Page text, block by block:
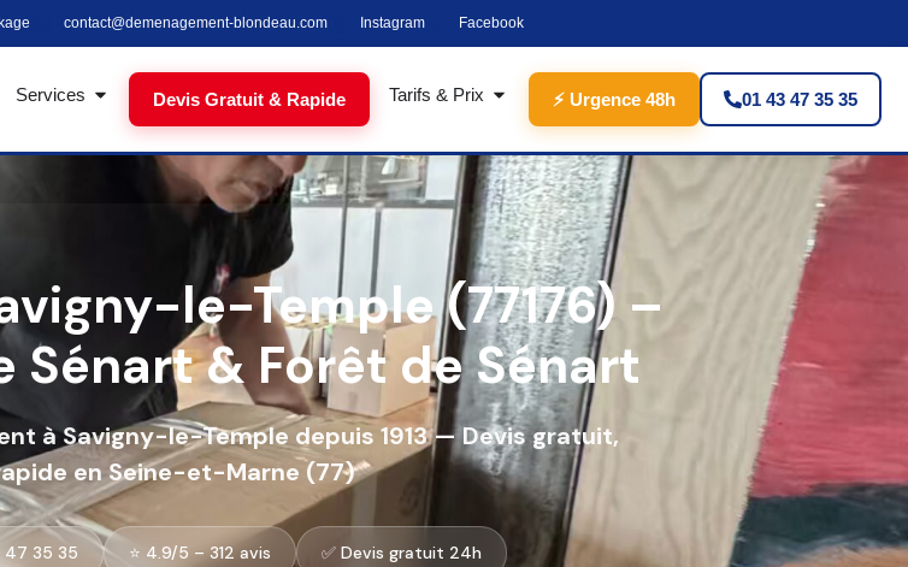
contact@demenagement-blondeau.com Instagram Facebook
Services Devis Gratuit & Rapide Tarifs & Prix ⚡ Urgence 48h 01 43 47 35 35
le-Temple (77176) –
Sénart & Forêt de Sénart
à Savigny-le-Temple depuis 1913 — Devis gratuit,
en Seine-et-Marne (77)
47 35 35 ⭐ 4.9/5 – 312 avis ✅ Devis gratuit 24h